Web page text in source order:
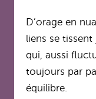
D’orage en
liens se tissent
qui, aussi
toujours par
équilibre.